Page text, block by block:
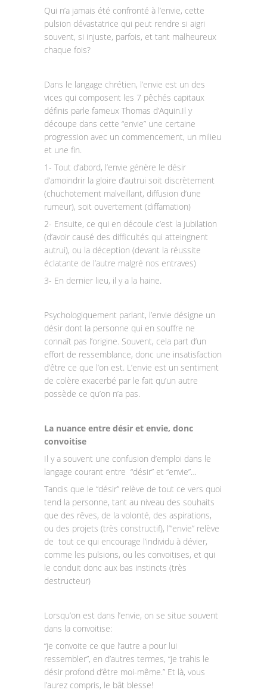
Qui n’a jamais été confronté à l’envie, cette
pulsion dévastatrice qui peut rendre si aigri
souvent, si injuste, parfois, et tant malheureux
chaque fois?
Dans le langage chrétien, l’envie est un des
vices qui composent les 7 pêchés capitaux
définis parle fameux Thomas d’Aquin.Il y
découpe dans cette “envie” une certaine
progression avec un commencement, un milieu
et une fin.
1- Tout d’abord, l’envie génère le désir
d’amoindrir la gloire d’autrui soit discrètement
(chuchotement malveillant, diffusion d’une
rumeur), soit ouvertement (diffamation)
2- Ensuite, ce qui en découle c’est la jubilation
(d’avoir causé des difficultés qui atteingnent
autrui), ou la déception (devant la réussite
éclatante de l’autre malgré nos entraves)
3- En dernier lieu, il y a la haine.
Psychologiquement parlant, l’envie désigne un
désir dont la personne qui en souffre ne
connaît pas l’origine. Souvent, cela part d’un
effort de ressemblance, donc une insatisfaction
d’être ce que l’on est. L’envie est un sentiment
de colère exacerbé par le fait qu’un autre
possède ce qu’on n’a pas.
La nuance entre désir et envie, donc
convoitise
Il y a souvent une confusion d’emploi dans le
langage courant entre “désir” et “envie”…
Tandis que le “désir” relève de tout ce vers quoi
tend la personne, tant au niveau des souhaits
que des rêves, de la volonté, des aspirations,
ou des projets (très constructif), l’”envie” relève
de tout ce qui encourage l’individu à dévier,
comme les pulsions, ou les convoitises, et qui
le conduit donc aux bas instincts (très
destructeur)
Lorsqu’on est dans l’envie, on se situe souvent
dans la convoitise:
“je convoite ce que l’autre a pour lui
ressembler”, en d’autres termes, “je trahis le
désir profond d’être moi-même.” Et là, vous
l’aurez compris, le bât blesse!